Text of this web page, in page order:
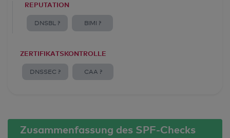
REPUTATION
DNSBL ? BIMI ?
ZERTIFIKATSKONTROLLE
DNSSEC ? CAA ?
Zusammenfassung des SPF-Checks